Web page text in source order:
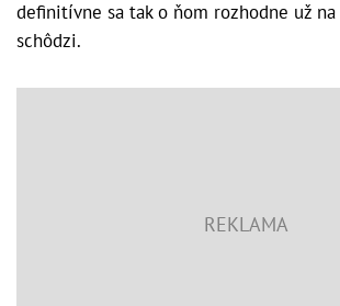
definitívne sa tak o ňom rozhodne už
schôdzi.